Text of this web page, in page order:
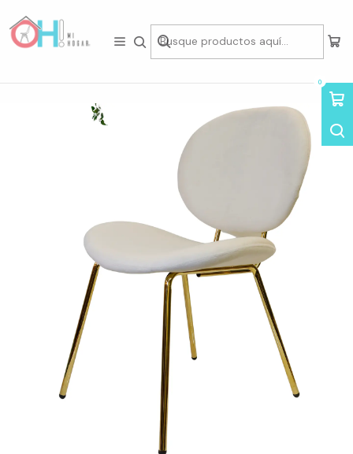
0
Inicio Asientos Sillas Sillas de Felpa Silla Leia